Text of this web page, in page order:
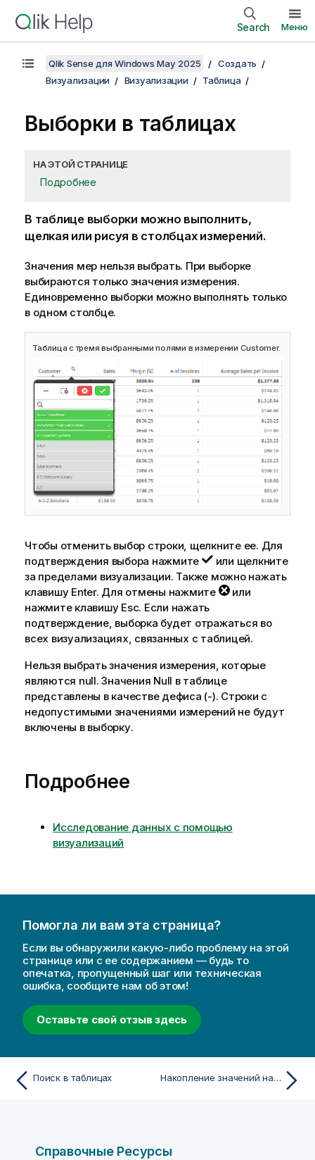
Search Меню
Qlik Sense для Windows May 2025
Создать
Визуализации
Визуализации Таблица
Выборки в таблицах
НА ЭТОЙ СТРАНИЦЕ
Подробнее
В таблице выборки можно выполнить,
щелкая или рисуя в столбцах измерений.
Значения мер нельзя выбрать. При выборке
выбираются только значения измерения.
Единовременно выборки можно выполнять только
в одном столбце.
Таблица с тремя выбранными полями в измерении Customer.
Чтобы отменить выбор строки, щелкните ее. Для
подтверждения выбора нажмите
или щелкните
за пределами визуализации. Также можно нажать
клавишу Enter. Для отмены нажмите
или
нажмите клавишу Esc. Если нажать
подтверждение, выборка будет отражаться во
всех визуализациях, связанных с таблицей.
Нельзя выбрать значения измерения, которые
являются null. Значения Null в таблице
представлены в качестве дефиса (-). Строки с
недопустимыми значениями измерений не будут
включены в выборку.
Подробнее
Исследование данных с помощью
визуализаций
Помогла ли вам эта страница?
Если вы обнаружили какую-либо проблему на этой
странице или с ее содержанием — будь то
опечатка, пропущенный шаг или техническая
ошибка, сообщите нам об этом!
Оставьте свой отзыв здесь
Поиск в таблицах Накопление значений на измерении в таблице
Справочные Ресурсы